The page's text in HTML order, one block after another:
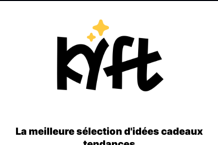
La meilleure sélection d'idées cadeaux